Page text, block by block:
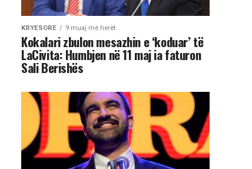
KRYESORE 9 muaj më herët
Kokalari zbulon mesazhin e ‘koduar’ të
LaCivita: Humbjen në 11 maj ia faturon
Sali Berishës